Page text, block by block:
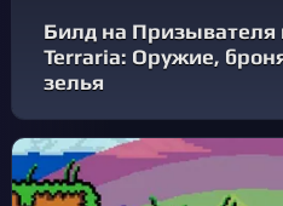
Билд на
Terraria: Оружие,
зелья